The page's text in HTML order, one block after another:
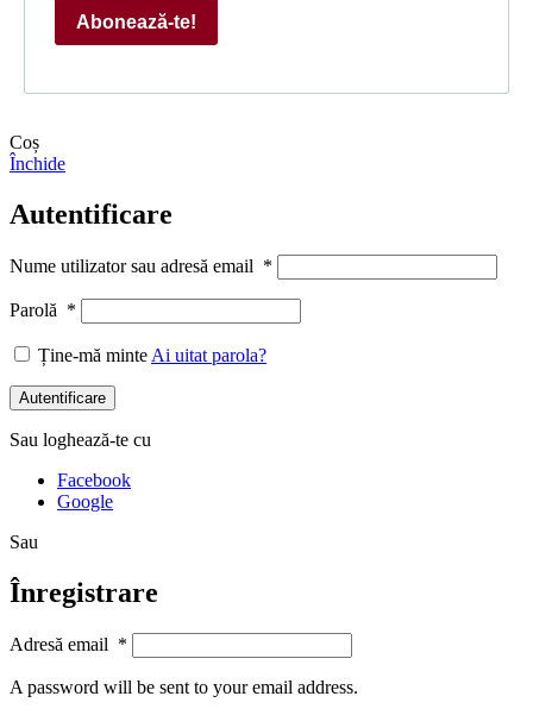
Abonează-te!
Coș
Închide
Autentificare
Nume utilizator sau adresă email *
Parolă *
Ține-mă minte Ai uitat parola?
Autentificare
Sau loghează-te cu
Facebook
Google
Sau
Înregistrare
Adresă email *
A password will be sent to your email address.